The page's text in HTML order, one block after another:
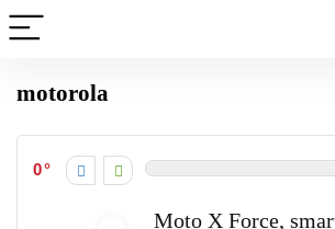
motorola
0
Moto X Force,